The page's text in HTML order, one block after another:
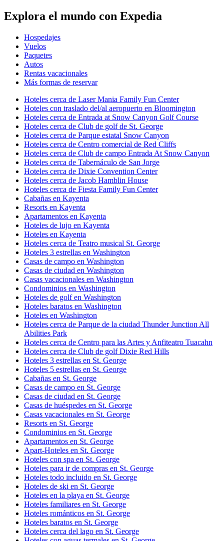
Explora el mundo con Expedia
Hospedajes
Vuelos
Paquetes
Autos
Rentas vacacionales
Más formas de reservar
Hoteles cerca de Laser Mania Family Fun Center
Hoteles con traslado del/al aeropuerto en Bloomington
Hoteles cerca de Entrada at Snow Canyon Golf Course
Hoteles cerca de Club de golf de St. George
Hoteles cerca de Parque estatal Snow Canyon
Hoteles cerca de Centro comercial de Red Cliffs
Hoteles cerca de Club de campo Entrada At Snow Canyon
Hoteles cerca de Tabernáculo de San Jorge
Hoteles cerca de Dixie Convention Center
Hoteles cerca de Jacob Hamblin House
Hoteles cerca de Fiesta Family Fun Center
Cabañas en Kayenta
Resorts en Kayenta
Apartamentos en Kayenta
Hoteles de lujo en Kayenta
Hoteles en Kayenta
Hoteles cerca de Teatro musical St. George
Hoteles 3 estrellas en Washington
Casas de campo en Washington
Casas de ciudad en Washington
Casas vacacionales en Washington
Condominios en Washington
Hoteles de golf en Washington
Hoteles baratos en Washington
Hoteles en Washington
Hoteles cerca de Parque de la ciudad Thunder Junction All
Abilities Park
Hoteles cerca de Centro para las Artes y Anfiteatro Tuacahn
Hoteles cerca de Club de golf Dixie Red Hills
Hoteles 3 estrellas en St. George
Hoteles 5 estrellas en St. George
Cabañas en St. George
Casas de campo en St. George
Casas de ciudad en St. George
Casas de huéspedes en St. George
Casas vacacionales en St. George
Resorts en St. George
Condominios en St. George
Apartamentos en St. George
Apart-Hoteles en St. George
Hoteles con spa en St. George
Hoteles para ir de compras en St. George
Hoteles todo incluido en St. George
Hoteles de ski en St. George
Hoteles en la playa en St. George
Hoteles familiares en St. George
Hoteles románticos en St. George
Hoteles baratos en St. George
Hoteles cerca del lago en St. George